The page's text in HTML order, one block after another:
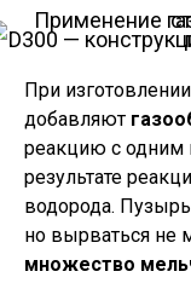
При
добавляют
реакцию с одним
результате
водорода.
но вырваться не
множество